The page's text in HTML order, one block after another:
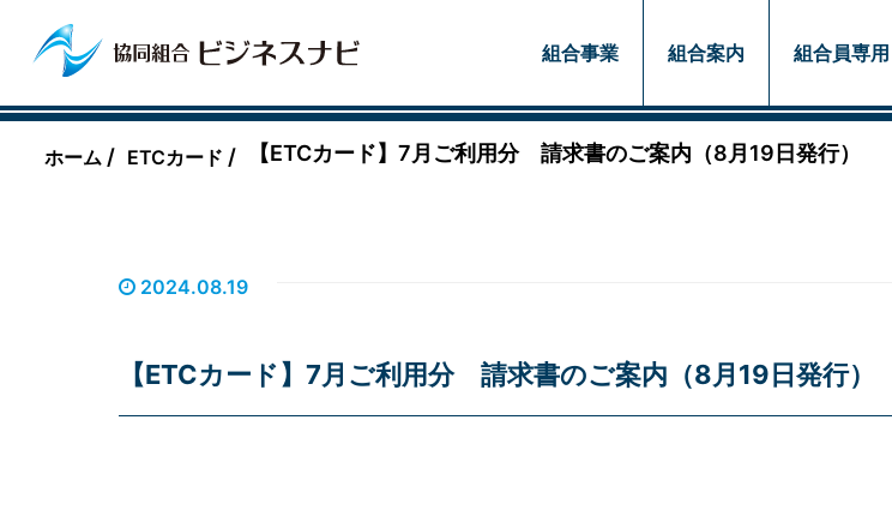
組合事業 組合案内 組合員専用
ホーム / ETCカード / 【ETCカード】7月ご利用分 請求書のご案内（8月19日発行）
2024.08.19
【ETCカード】7月ご利用分 請求書のご案内（8月19日発行）